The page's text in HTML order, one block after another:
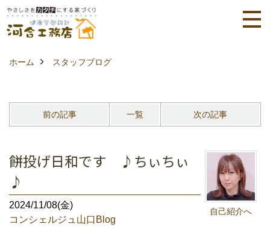
ホーム スタッフブログ
前の記事 一覧 次の記事
自己紹介へ
餅投げ日和です ♪ちぃちぃ
♪
2024/11/08(金)
コンシェルジュ山口Blog